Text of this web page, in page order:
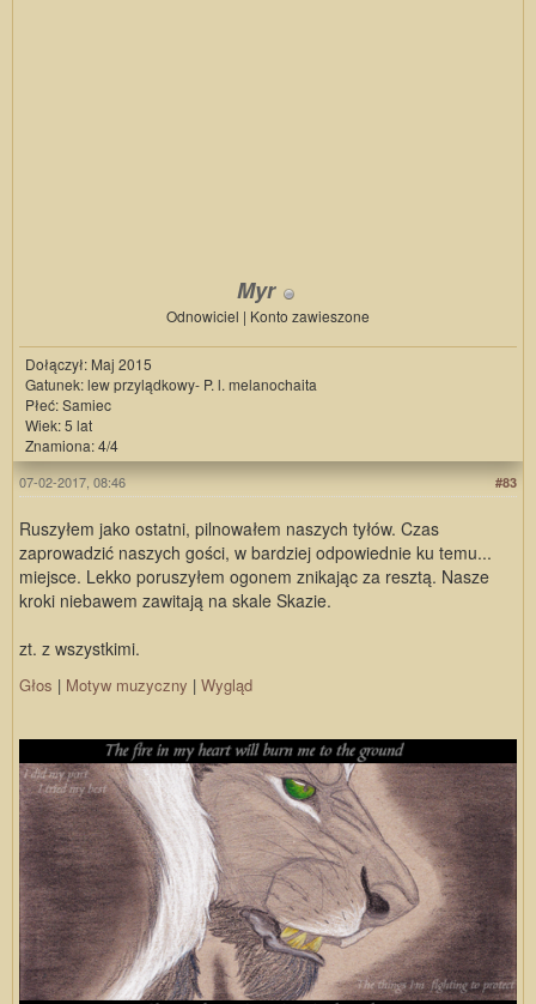
Myr
Odnowiciel | Konto zawieszone
Dołączył: Maj 2015
Gatunek: lew przylądkowy- P. l. melanochaita
Płeć: Samiec
Wiek: 5 lat
Znamiona: 4/4
#83
07-02-2017, 08:46
Ruszyłem jako ostatni, pilnowałem naszych tyłów. Czas
zaprowadzić naszych gości, w bardziej odpowiednie ku temu...
miejsce. Lekko poruszyłem ogonem znikając za resztą. Nasze
kroki niebawem zawitają na skale Skazie.
zt. z wszystkimi.
Głos | Motyw muzyczny | Wygląd